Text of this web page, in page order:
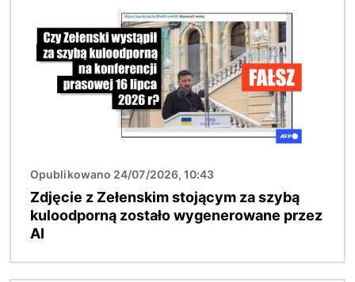
Opublikowano 24/07/2026, 10:43
Zdjęcie z Zełenskim stojącym za szybą
kuloodporną zostało wygenerowane przez
AI